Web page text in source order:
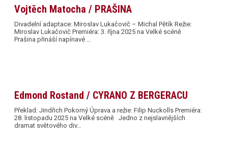
Vojtěch Matocha / PRAŠINA
Divadelní adaptace: Miroslav Lukačovič – Michal Pětík Režie:
Miroslav Lukačovič Premiéra: 3. října 2025 na Velké scéně
Prašina přináší napínavé …
Edmond Rostand / CYRANO Z BERGERACU
Překlad: Jindřich Pokorný Úprava a režie: Filip Nuckolls Premiéra:
28. listopadu 2025 na Velké scéně Jedno z nejslavnějších
dramat světového div…